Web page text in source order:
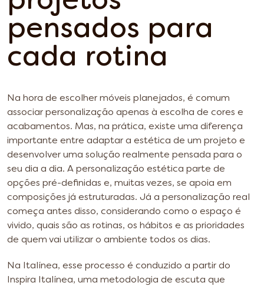
pensados para
cada rotina
Na hora de escolher móveis planejados, é comum
associar personalização apenas à escolha de cores e
acabamentos. Mas, na prática, existe uma diferença
importante entre adaptar a estética de um projeto e
desenvolver uma solução realmente pensada para o
seu dia a dia. A personalização estética parte de
opções pré-definidas e, muitas vezes, se apoia em
composições já estruturadas. Já a personalização real
começa antes disso, considerando como o espaço é
vivido, quais são as rotinas, os hábitos e as prioridades
de quem vai utilizar o ambiente todos os dias.
Na Italínea, esse processo é conduzido a partir do
Inspira Italínea, uma metodologia de escuta que